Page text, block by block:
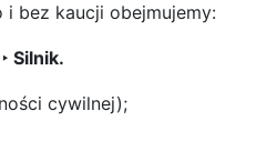
i bez kaucji obejmujemy:
Silnik.
cywilnej);